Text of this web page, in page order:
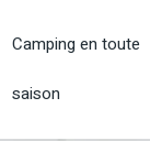
Camping en toute
saison